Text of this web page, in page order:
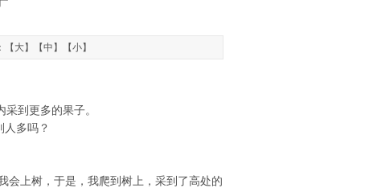
【大】【中】【小】
到更多的果子。
多吗？
会上树，于是，我爬到树上，采到了高处的